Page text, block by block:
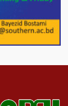
প্রধান সড়ক